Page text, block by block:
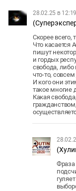
28.02.25 в 12:19
Скорее всего,
Что касается
пишут
и гордых
свобода,
что-то, совсем
И кого они
такое многие
Какая
Фраза